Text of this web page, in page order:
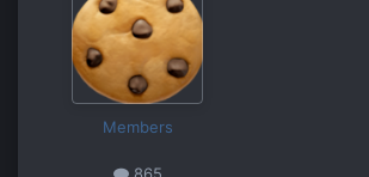
Members